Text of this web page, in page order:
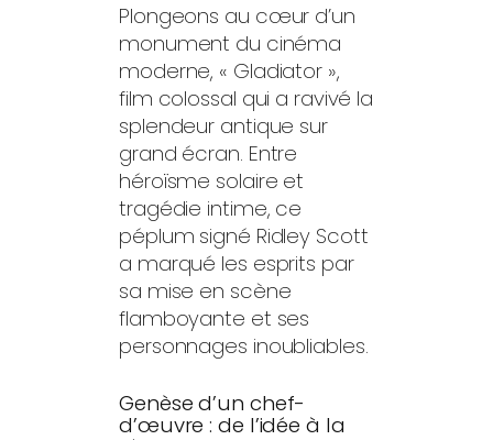
Plongeons au cœur d’un
monument du cinéma
moderne, « Gladiator »,
film colossal qui a ravivé la
splendeur antique sur
grand écran. Entre
héroïsme solaire et
tragédie intime, ce
péplum signé Ridley Scott
a marqué les esprits par
sa mise en scène
flamboyante et ses
personnages inoubliables.
Genèse d’un chef-
d’œuvre : de l’idée à la